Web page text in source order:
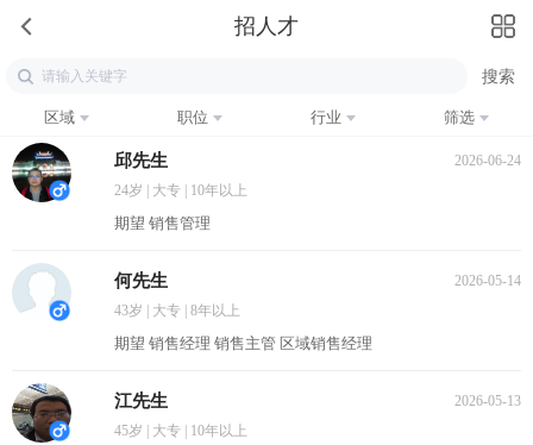
招人才
区域 职位 行业 筛选
邱先生
2026-06-24
24岁 | 大专 | 10年以上
期望 销售管理
何先生
2026-05-14
43岁 | 大专 | 8年以上
期望 销售经理 销售主管 区域销售经理
江先生
2026-05-13
45岁 | 大专 | 10年以上